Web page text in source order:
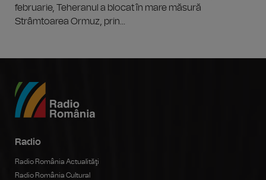
februarie, Teheranul a blocat în mare măsură
Strâmtoarea Ormuz, prin...
Radio
Radio România Actualităţi
Radio România Cultural